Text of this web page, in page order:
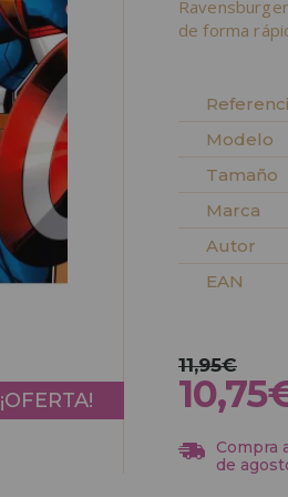
de forma
Modelo
Tamaño
Marca
Autor
EAN
¡OFERTA!
11,95€
Compra
de